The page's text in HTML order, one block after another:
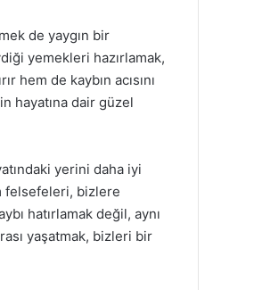
de yaygın bir
yemekleri hazırlamak,
hem de kaybın acısını
hayatına dair güzel
yerini daha iyi
felsefeleri, bizlere
hatırlamak değil, aynı
yaşatmak, bizleri bir